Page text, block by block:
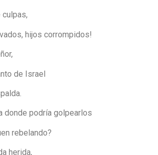
hijos corrompidos!
de Israel
donde podría golpearlos
rebelando?
herida,